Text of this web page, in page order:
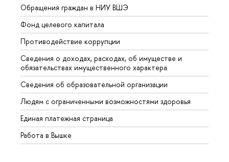
Обращения граждан в НИУ ВШЭ
Фонд целевого капитала
Противодействие коррупции
Сведения о доходах, расходах, об имуществе и
обязательствах имущественного характера
Сведения об образовательной организации
Людям с ограниченными возможностями здоровья
Единая платежная страница
Работа в Вышке